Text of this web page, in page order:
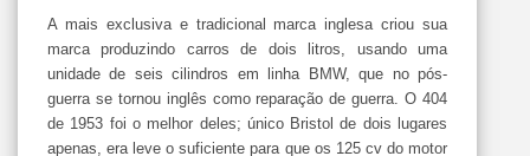
A mais exclusiva e tradicional marca inglesa criou sua
marca produzindo carros de dois litros, usando uma
unidade de seis cilindros em linha BMW, que no pós-
guerra se tornou inglês como reparação de guerra. O 404
de 1953 foi o melhor deles; único Bristol de dois lugares
apenas, era leve o suficiente para que os 125 cv do motor